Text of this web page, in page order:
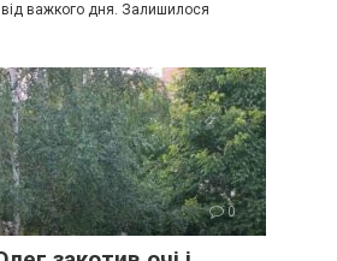
важкого дня. Залишилося
0